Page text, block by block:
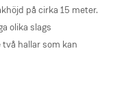
på cirka 15 meter.
olika slags
hallar som kan